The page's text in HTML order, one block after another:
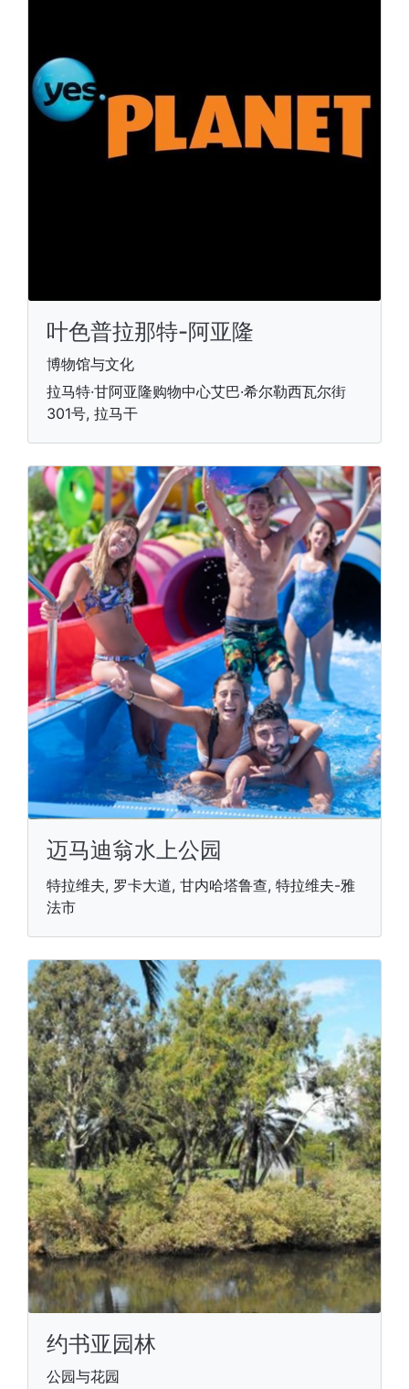
叶色普拉那特-阿亚隆
博物馆与文化
拉马特·甘阿亚隆购物中心艾巴·希尔勒西瓦尔街
301号, 拉马干
迈马迪翁水上公园
特拉维夫, 罗卡大道, 甘内哈塔鲁查, 特拉维夫-雅
法市
约书亚园林
公园与花园